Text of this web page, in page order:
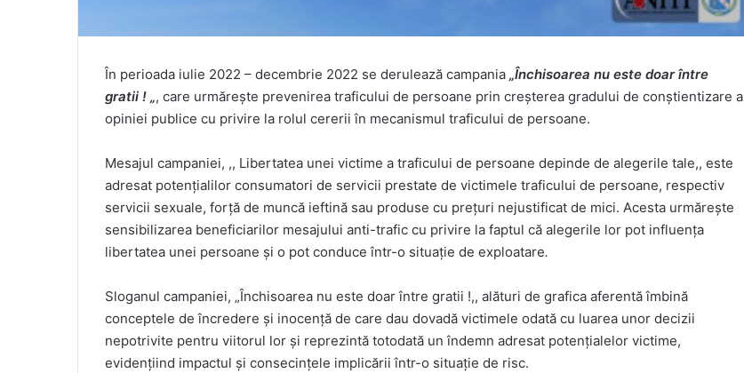
În perioada iulie 2022 – decembrie 2022 se derulează campania „Închisoarea nu este doar între
gratii ! „, care urmărește prevenirea traficului de persoane prin creșterea gradului de conștientizare a
opiniei publice cu privire la rolul cererii în mecanismul traficului de persoane.
Mesajul campaniei, ,, Libertatea unei victime a traficului de persoane depinde de alegerile tale,, este
adresat potențialilor consumatori de servicii prestate de victimele traficului de persoane, respectiv
servicii sexuale, forță de muncă ieftină sau produse cu prețuri nejustificat de mici. Acesta urmărește
sensibilizarea beneficiarilor mesajului anti-trafic cu privire la faptul că alegerile lor pot influența
libertatea unei persoane și o pot conduce într-o situație de exploatare.
Sloganul campaniei, „Închisoarea nu este doar între gratii !,, alături de grafica aferentă îmbină
conceptele de încredere și inocență de care dau dovadă victimele odată cu luarea unor decizii
nepotrivite pentru viitorul lor și reprezintă totodată un îndemn adresat potențialelor victime,
evidențiind impactul și consecințele implicării într-o situație de risc.